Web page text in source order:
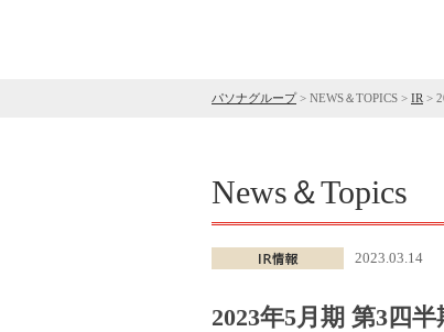
パソナグループ> NEWS＆TOPICS > IR >
News＆Topics
2023.03.14
2023年5月期 第3四